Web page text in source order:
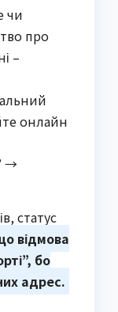
чи
про
–
онлайн
→
статус
відмова
бо
адрес.